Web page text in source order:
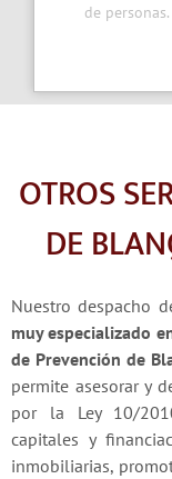
de personas.
OTROS
DE
Nuestro despacho
muy especializado
de Prevención de
permite asesorar y
por la Ley 10/
capitales y
inmobiliarias,